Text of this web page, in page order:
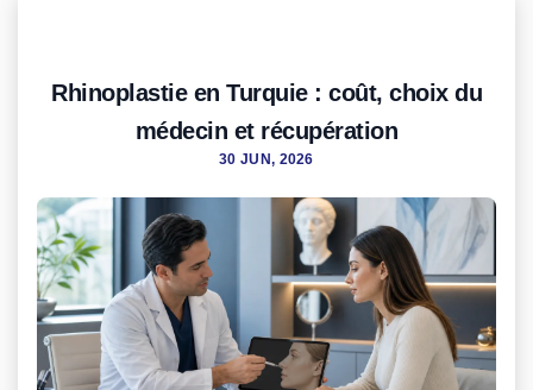
Rhinoplastie en Turquie : coût, choix du
médecin et récupération
30 JUN, 2026